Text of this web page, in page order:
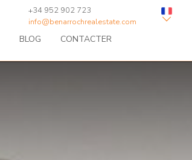
BLOG CONTACTER
+34 952 902 723
info@benarrochrealestate.com